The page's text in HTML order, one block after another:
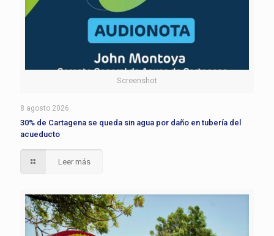
Screenshot
8 agosto 2026
30% de Cartagena se queda sin agua por daño en tubería del
acueducto
Leer más